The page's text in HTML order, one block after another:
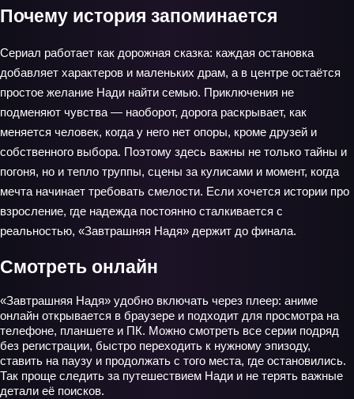
Почему история запоминается
Сериал работает как дорожная сказка: каждая остановка
добавляет характеров и маленьких драм, а в центре остаётся
простое желание Нади найти семью. Приключения не
подменяют чувства — наоборот, дорога раскрывает, как
меняется человек, когда у него нет опоры, кроме друзей и
собственного выбора. Поэтому здесь важны не только тайны и
погоня, но и тепло труппы, сцены за кулисами и момент, когда
мечта начинает требовать смелости. Если хочется истории про
взросление, где надежда постоянно сталкивается с
реальностью, «Завтрашняя Надя» держит до финала.
Смотреть онлайн
«Завтрашняя Надя» удобно включать через плеер: аниме
онлайн открывается в браузере и подходит для просмотра на
телефоне, планшете и ПК. Можно смотреть все серии подряд
без регистрации, быстро переходить к нужному эпизоду,
ставить на паузу и продолжать с того места, где остановились.
Так проще следить за путешествием Нади и не терять важные
детали её поисков.